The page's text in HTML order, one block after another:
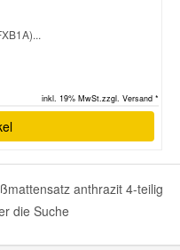
inkl. 19% MwSt.zzgl. Versand *
anthrazit 4-teilig
die Suche